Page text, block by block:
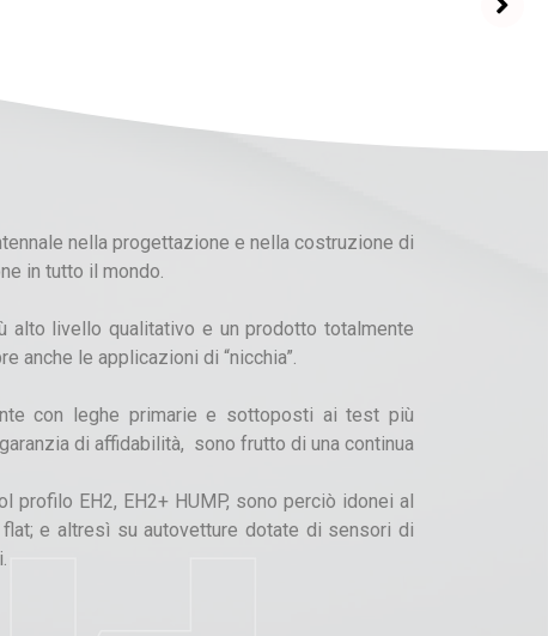
nella progettazione e nella costruzione di
in tutto il mondo.
alto livello qualitativo e un prodotto totalmente
anche le applicazioni di “nicchia”.
con leghe primarie e sottoposti ai test più
di affidabilità, sono frutto di una continua
profilo EH2, EH2+ HUMP, sono perciò idonei al
e altresì su autovetture dotate di sensori di